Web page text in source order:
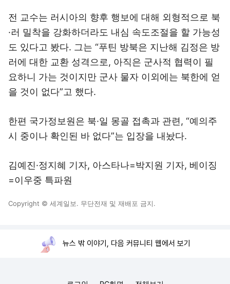
전 교수는 러시아의 향후 행보에 대해 외형적으로 북
·러 밀착을 강화하더라도 내심 속도조절을 할 가능성
도 있다고 봤다. 그는 “푸틴 방북은 지난해 김정은 방
러에 대한 교환 성격으로, 아직은 군사적 협력이 필
요하니 가는 것이지만 군사 물자 이외에는 북한에 얻
을 것이 없다”고 했다.
한편 국가정보원은 북·일 몽골 접촉과 관련, “예의주
시 중이나 확인된 바 없다”는 입장을 내놨다.
김예진·정지혜 기자, 아스타나=박지원 기자, 베이징
=이우중 특파원
Copyright © 세계일보. 무단전재 및 재배포 금지.
뉴스 밖 이야기, 다음 커뮤니티 웹에서 보기